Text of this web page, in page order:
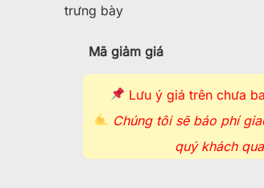
trưng bày
Mã giảm giá
Lưu ý giá trên chưa
Chúng tôi sẽ báo phí
quý khách